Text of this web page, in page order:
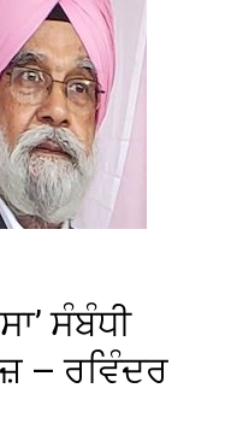
ਸੰਬੰਧੀ
— ਰਵਿੰਦਰ